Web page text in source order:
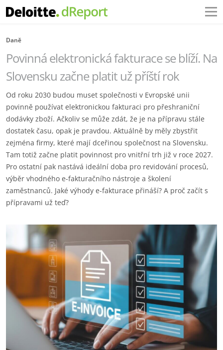
Daně
Povinná elektronická fakturace se blíží. Na
Slovensku začne platit už příští rok
Od roku 2030 budou muset společnosti v Evropské unii
povinně používat elektronickou fakturaci pro přeshraniční
dodávky zboží. Ačkoliv se může zdát, že je na přípravu stále
dostatek času, opak je pravdou. Aktuálně by měly zbystřit
zejména firmy, které mají dceřinou společnost na Slovensku.
Tam totiž začne platit povinnost pro vnitřní trh již v roce 2027.
Pro ostatní pak nastává ideální doba pro revidování procesů,
výběr vhodného e-fakturačního nástroje a školení
zaměstnanců. Jaké výhody e-fakturace přináší? A proč začít s
přípravami už teď?